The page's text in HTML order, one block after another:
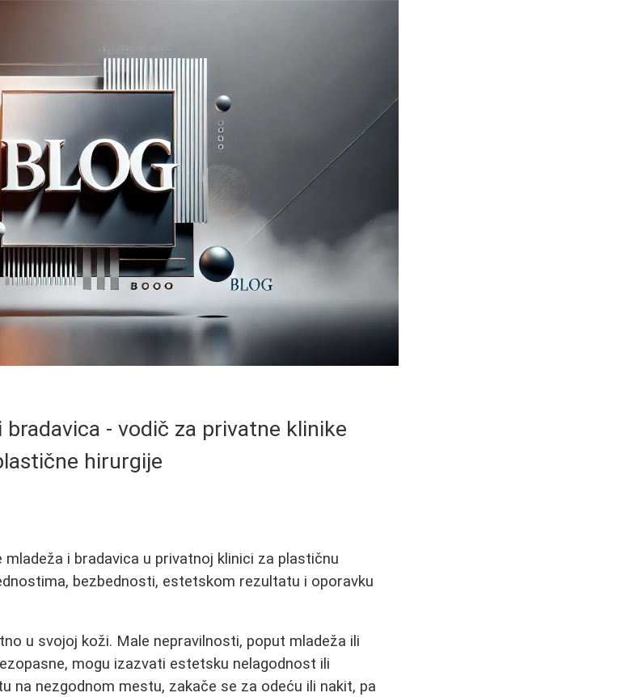
bradavica - vodič za privatne klinike
hirurgije
i bradavica u privatnoj klinici za plastičnu
bezbednosti, estetskom rezultatu i oporavku
u svojoj koži. Male nepravilnosti, poput mladeža ili
mogu izazvati estetsku nelagodnost ili
na nezgodnom mestu, zakače se za odeću ili nakit, pa